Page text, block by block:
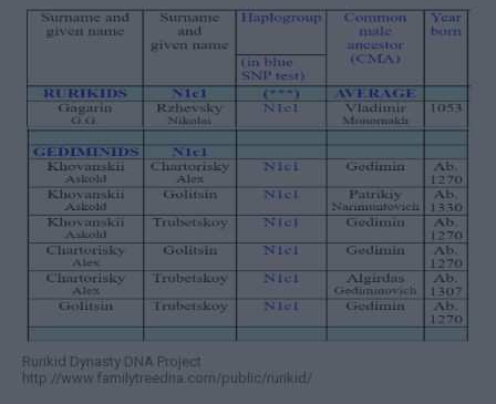
Rurikid Dynasty DNA Project
http://www.familytreedna.com/public/rurikid/